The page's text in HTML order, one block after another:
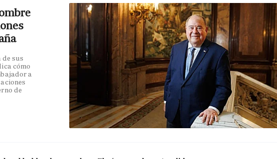
sus
cómo
a
de